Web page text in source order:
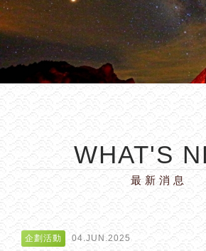
WHAT'S
最新消息
企劃活動 04.JUN.2025